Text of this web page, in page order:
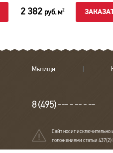
2 382 руб. м2
Мытищи
8 (495) --- - -- - --
Сайт носит исключительно
положениями статьи